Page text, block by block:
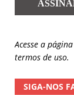
Acesse a
termos de uso.
SIGA-NOS